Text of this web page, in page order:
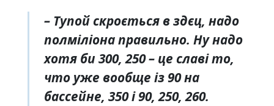
– Тупой скроється в здєц, надо
полміліона правильно. Ну надо
хотя би 300, 250 – це славі то,
что уже вообще із 90 на
бассейне, 350 і 90, 250, 260.